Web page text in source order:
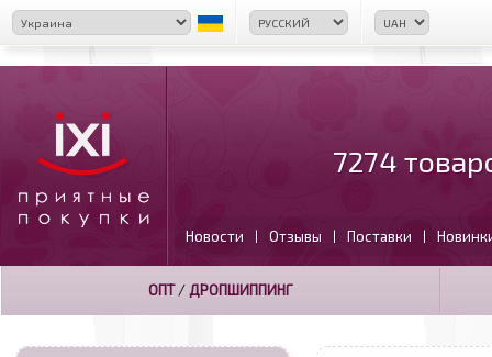
7274
Новости | Отзывы | Поставки |
ОПТ/ ДРОПШИППИНГ